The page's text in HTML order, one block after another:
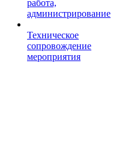
работа,
администрирование
Техническое
сопровождение
мероприятия